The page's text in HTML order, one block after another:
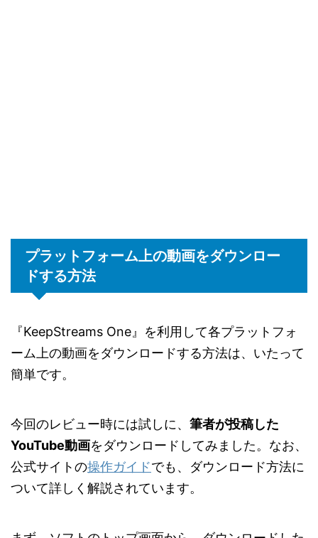
プラットフォーム上の動画をダウンロー
ドする方法
『KeepStreams One』を利用して各プラットフォ
ーム上の動画をダウンロードする方法は、いたって
簡単です。
今回のレビュー時には試しに、 筆者が投稿した
YouTube動画をダウンロードしてみました。なお、
公式サイトの操作ガイドでも、ダウンロード方法に
ついて詳しく解説されています。